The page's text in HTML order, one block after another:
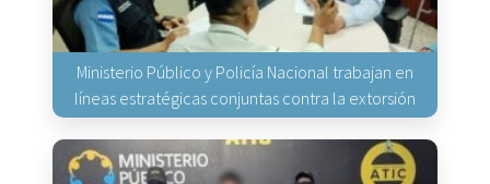
Ministerio Público y Policía Nacional trabajan en
líneas estratégicas conjuntas contra la extorsión